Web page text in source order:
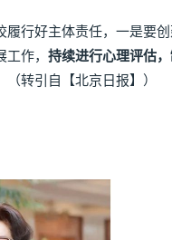
好主体责任，一是要
工作，持续进行心理评估
转引自【北京日报】）